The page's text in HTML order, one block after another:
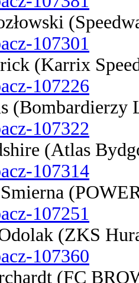
107301
(Karrix
107226
(Bombardierzy
107322
(Atlas
107314
107251
(ZKS
107360
(FC